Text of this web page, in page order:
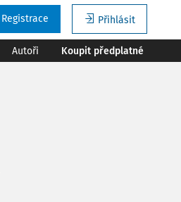
Přihlásit
Registrace
Autoři Koupit předplatné